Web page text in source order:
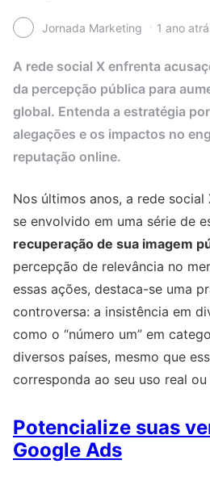
Jornada Marketing 1 ano
A rede social X enfrenta
da percepção pública para
global. Entenda a estratégia
alegações e os impactos no
reputação online.
Nos últimos anos, a rede social
se envolvido em uma série de
recuperação de sua imagem
percepção de relevância no
essas ações, destaca-se uma
controversa: a insistência em
como o “número um” em
diversos países, mesmo que
corresponda ao seu uso real
Potencialize suas
Google Ads